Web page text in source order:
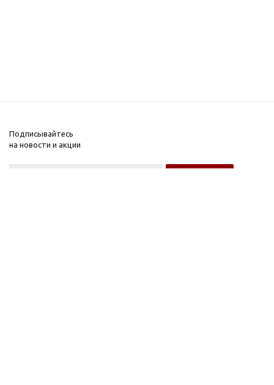
Подписывайтесь
на новости и акции